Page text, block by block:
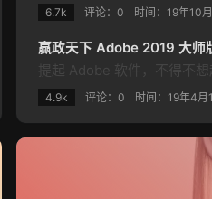
6.7k 评论：0 时间： 19年10
赢政天下 Adobe 2019 大师
4.9k 评论：0 时间： 19年4月